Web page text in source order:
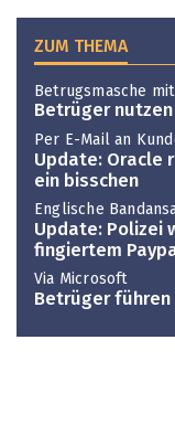
ZUM THEMA
Betrugsmasche
Betrüger
Per E-Mail an
Update: Oracle
ein bisschen
Englische
Update: Polizei
fingiertem
Via Microsoft
Betrüger